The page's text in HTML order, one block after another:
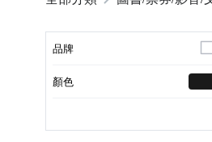
品牌
顏色